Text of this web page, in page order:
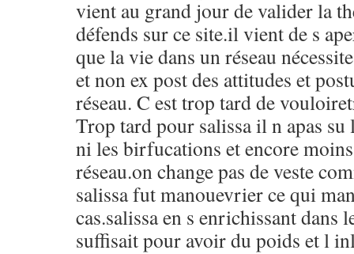
vient au grand jour de valider la
défends sur ce site.il vient de s
que la vie dans un réseau
et non ex post des attitudes et
réseau. C est trop tard de
Trop tard pour salissa il n apas
ni les birfucations et encore
réseau.on change pas de veste
salissa fut manouevrier ce qui
cas.salissa en s enrichissant dans
suffisait pour avoir du poids et l